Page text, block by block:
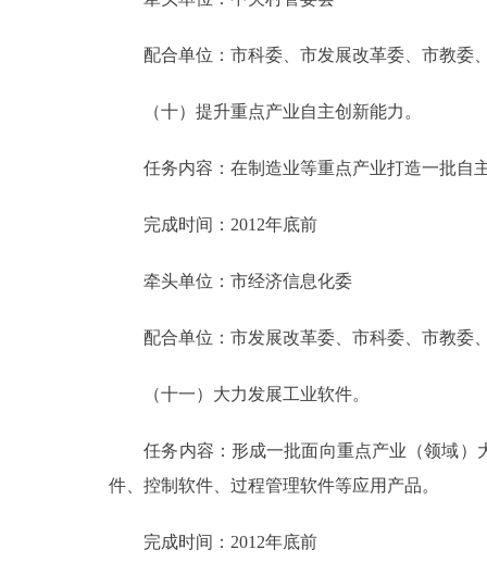
配合单位：市科委、市发展改革委、市教委
（十）提升重点产业自主创新能力。
任务内容：在制造业等重点产业打造一批自
完成时间：2012年底前
牵头单位：市经济信息化委
配合单位：市发展改革委、市科委、市教委
（十一）大力发展工业软件。
任务内容：形成一批面向重点产业（领域）
件、控制软件、过程管理软件等应用产品。
完成时间：2012年底前